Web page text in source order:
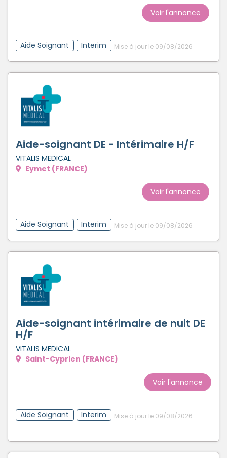
Voir l'annonce
Aide Soignant Interim Mise à jour le 09/08/2026
Aide-soignant DE - Intérimaire H/F
VITALIS MEDICAL
Eymet (FRANCE)
Voir l'annonce
Aide Soignant Interim Mise à jour le 09/08/2026
Aide-soignant intérimaire de nuit DE
H/F
VITALIS MEDICAL
Saint-Cyprien (FRANCE)
Voir l'annonce
Aide Soignant Interim Mise à jour le 09/08/2026